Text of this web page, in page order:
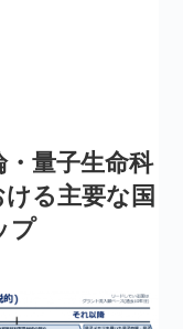
量子生命科
る主要な国
プ